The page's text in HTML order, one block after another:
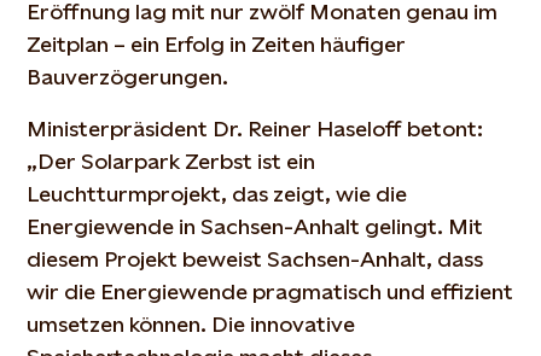
Eröffnung lag mit nur zwölf Monaten genau im
Zeitplan – ein Erfolg in Zeiten häufiger
Bauverzögerungen.
Ministerpräsident Dr. Reiner Haseloff betont:
„Der Solarpark Zerbst ist ein
Leuchtturmprojekt, das zeigt, wie die
Energiewende in Sachsen-Anhalt gelingt. Mit
diesem Projekt beweist Sachsen-Anhalt, dass
wir die Energiewende pragmatisch und effizient
umsetzen können. Die innovative